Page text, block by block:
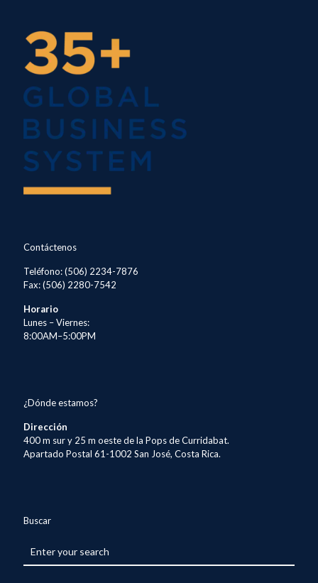
Contáctenos
Teléfono: (506) 2234-7876
Fax: (506) 2280-7542
Horario
Lunes – Viernes:
8:00AM–5:00PM
¿Dónde estamos?
Dirección
400 m sur y 25 m oeste de la Pops de Curridabat.
Apartado Postal 61-1002 San José, Costa Rica.
Buscar